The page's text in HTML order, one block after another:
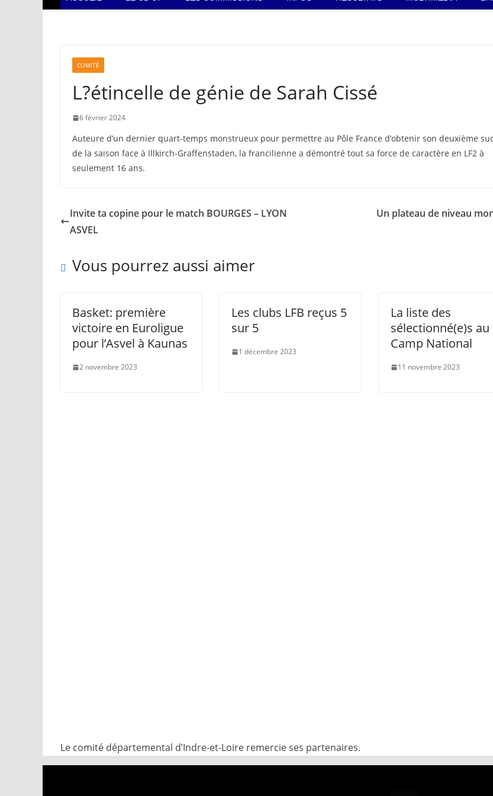
COMITÉ
L?étincelle de génie de Sarah Cissé
6 février 2024
Auteure d’un dernier quart-temps monstrueux pour permettre au Pôle France d’obtenir son deuxième
de la saison face à Illkirch-Graffenstaden, la francilienne a démontré tout sa force de caractère en LF2 à
seulement 16 ans.
Invite ta copine pour le match BOURGES – LYON
ASVEL
Un plateau de niveau
Vous pourrez aussi aimer
Basket: première
victoire en Euroligue
pour l’Asvel à Kaunas
2 novembre 2023
Les clubs LFB reçus 5
sur 5
1 décembre 2023
La liste des
sélectionné(e)s au
Camp National
11 novembre 2023
Le comité départemental d’Indre-et-Loire remercie ses partenaires.